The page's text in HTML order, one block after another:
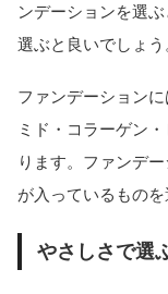
ンデーションを選
選ぶと良いでしょう
ファンデーション
ミド・コラーゲン
ります。ファンデ
が入っているものを
やさしさで選